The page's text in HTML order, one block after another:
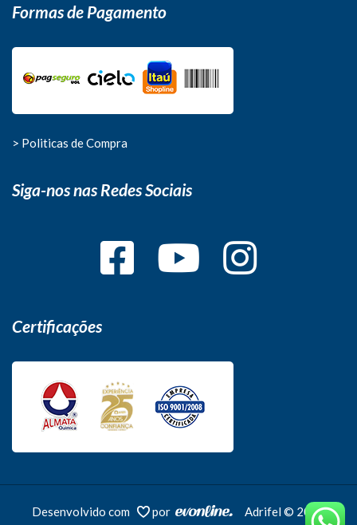
Formas de Pagamento
> Politicas de Compra
Siga-nos nas Redes Sociais
Certificações
Desenvolvido com por Adrifel © 2026